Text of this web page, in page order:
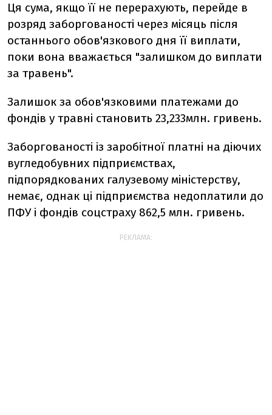
Ця сума, якщо її не перерахують, перейде в
розряд заборгованості через місяць після
останнього обов'язкового дня її виплати,
поки вона вважається "залишком до виплати
за травень".
Залишок за обов'язковими платежами до
фондів у травні становить 23,233млн. гривень.
Заборгованості із заробітної платні на діючих
вугледобувних підприємствах,
підпорядкованих галузевому міністерству,
немає, однак ці підприємства недоплатили до
ПФУ і фондів соцстраху 862,5 млн. гривень.
РЕКЛАМА: